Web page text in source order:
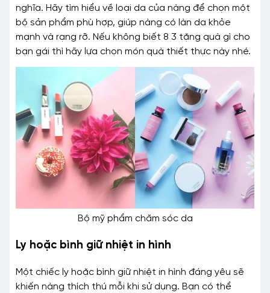
nghĩa. Hãy tìm hiểu về loại da của nàng để chọn một
bộ sản phẩm phù hợp, giúp nàng có làn da khỏe
mạnh và rạng rỡ. Nếu không biết 8 3 tặng quà gì cho
bạn gái thì hãy lựa chọn món quà thiết thực này nhé.
Bộ mỹ phẩm chăm sóc da
Ly hoặc bình giữ nhiệt in hình
Một chiếc ly hoặc bình giữ nhiệt in hình đáng yêu sẽ
khiến nàng thích thú mỗi khi sử dụng. Bạn có thể